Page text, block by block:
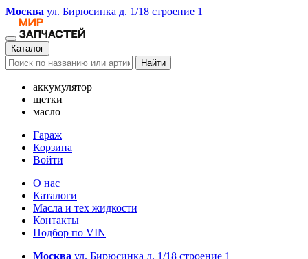
Москва ул. Бирюсинка д. 1/18 строение 1
Каталог
Найти
аккумулятор
щетки
масло
Гараж
Корзина
Войти
О нас
Каталоги
Масла и тех жидкости
Контакты
Подбор по VIN
Москва ул. Бирюсинка д. 1/18 строение 1